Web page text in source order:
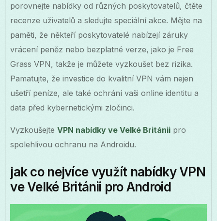
porovnejte nabídky od různých poskytovatelů, čtěte
recenze uživatelů a sledujte speciální akce. Mějte na
paměti, že někteří poskytovatelé nabízejí záruky
vrácení peněz nebo bezplatné verze, jako je Free
Grass VPN, takže je můžete vyzkoušet bez rizika.
Pamatujte, že investice do kvalitní VPN vám nejen
ušetří peníze, ale také ochrání vaši online identitu a
data před kybernetickými zločinci.
VyzkoušejteVPN nabídky ve Velké Británii pro
spolehlivou ochranu na Androidu.
jak co nejvíce využít nabídky VPN
ve Velké Británii pro Android